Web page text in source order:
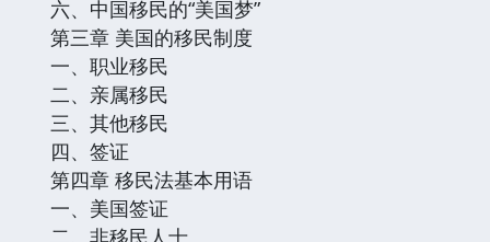
六、中国移民的“美国梦”
第三章 美国的移民制度
一、职业移民
二、亲属移民
三、其他移民
四、签证
第四章 移民法基本用语
一、美国签证
二、非移民人士